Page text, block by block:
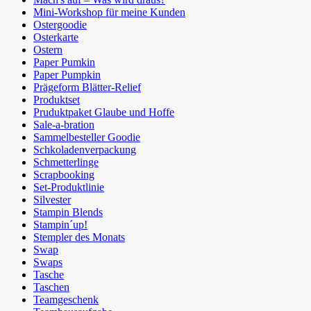
Mini-Workshop für meine Kunden
Ostergoodie
Osterkarte
Ostern
Paper Pumkin
Paper Pumpkin
Prägeform Blätter-Relief
Produktset
Pruduktpaket Glaube und Hoffe
Sale-a-bration
Sammelbesteller Goodie
Schkoladenverpackung
Schmetterlinge
Scrapbooking
Set-Produktlinie
Silvester
Stampin Blends
Stampin´up!
Stempler des Monats
Swap
Swaps
Tasche
Taschen
Teamgeschenk